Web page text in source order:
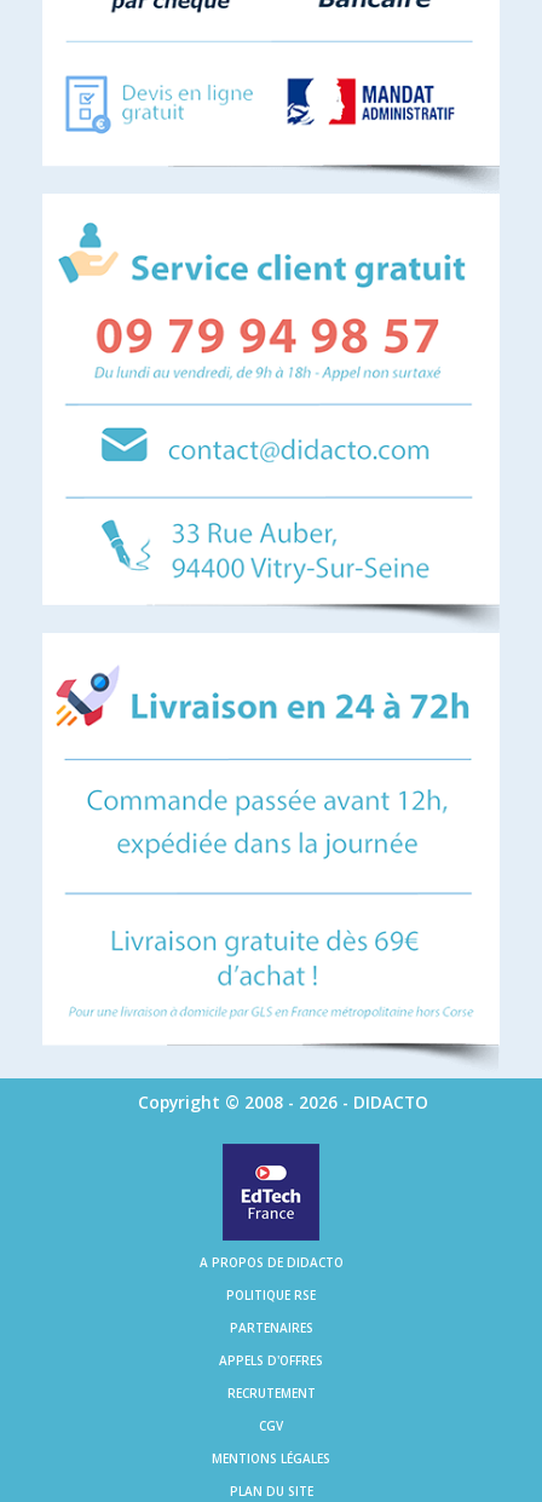
Copyright © 2008 - 2026 - DIDACTO
A PROPOS DE DIDACTO
POLITIQUE RSE
PARTENAIRES
APPELS D'OFFRES
RECRUTEMENT
CGV
MENTIONS LÉGALES
PLAN DU SITE